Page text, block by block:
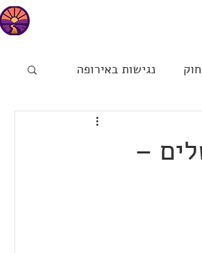
נגישות באירופה
הפינה של מיכל
–